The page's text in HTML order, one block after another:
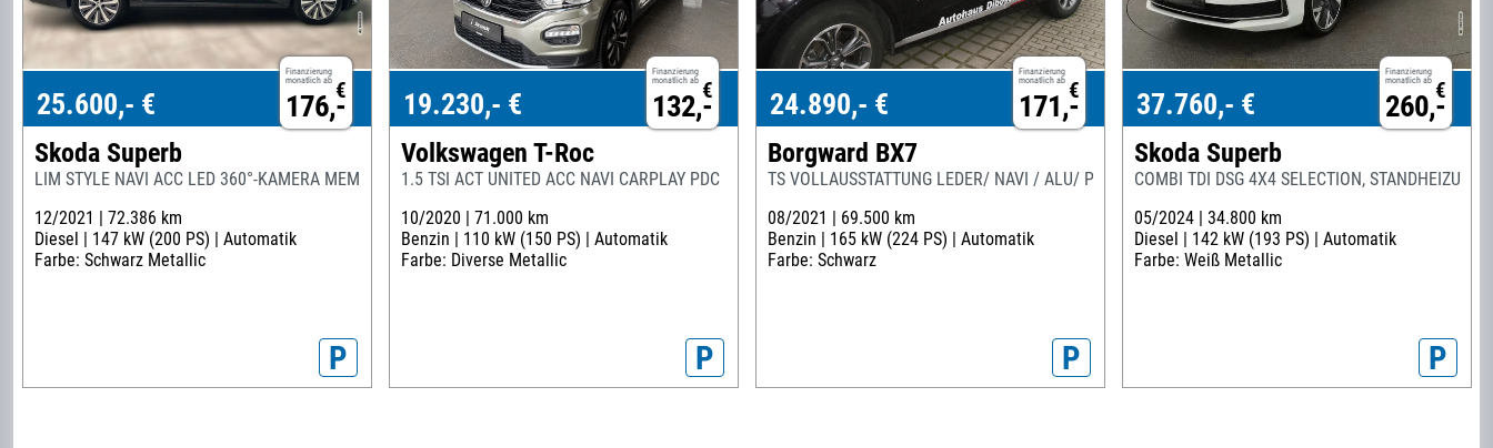
Finanzierung
monatlich ab €
176,-
25.600,- €
Skoda Superb
LIM STYLE NAVI ACC LED 360°-KAMERA MEMORY
12/2021 | 72.386 km
Diesel | 147 kW (200 PS) | Automatik
Farbe: Schwarz Metallic
P
Finanzierung
monatlich ab €
132,-
19.230,- €
Volkswagen T-Roc
1.5 TSI ACT UNITED ACC NAVI CARPLAY PDC
10/2020 | 71.000 km
Benzin | 110 kW (150 PS) | Automatik
Farbe: Diverse Metallic
P
Finanzierung
monatlich ab €
171,-
24.890,- €
Borgward BX7
TS VOLLAUSSTATTUNG LEDER/ NAVI / ALU/ PANO / ALLRAD
08/2021 | 69.500 km
Benzin | 165 kW (224 PS) | Automatik
Farbe: Schwarz
P
Finanzierung
monatlich ab €
260,-
37.760,- €
Skoda Superb
COMBI TDI DSG 4X4 SELECTION, STANDHEIZUNG,
05/2024 | 34.800 km
Diesel | 142 kW (193 PS) | Automatik
Farbe: Weiß Metallic
P